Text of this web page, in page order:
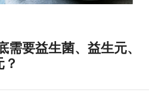
要益生菌、益生元、